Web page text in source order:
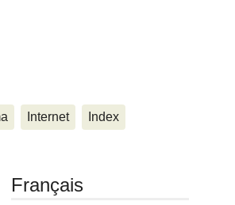
Internet Index
Français